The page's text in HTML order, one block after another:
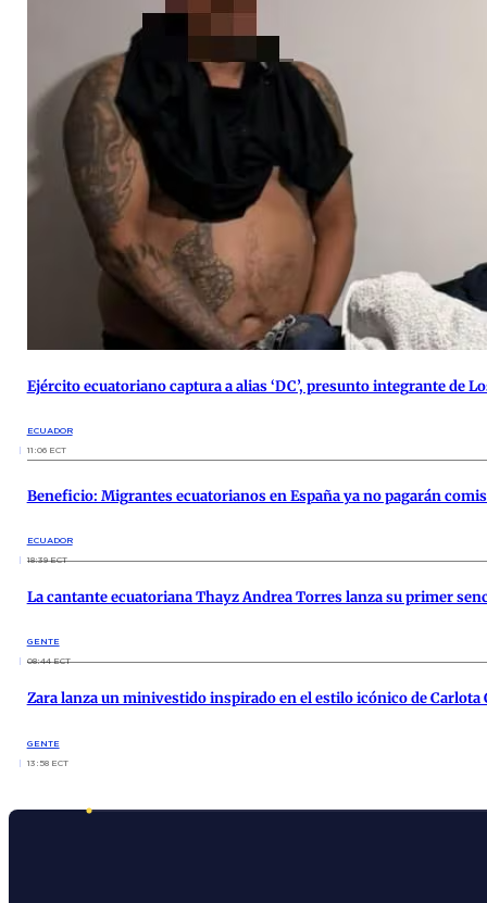
Ejército ecuatoriano captura a alias ‘DC’, presunto integrante de
ECUADOR
11:06 ECT
Beneficio: Migrantes ecuatorianos en España ya no pagarán
ECUADOR
18:39 ECT
La cantante ecuatoriana Thayz Andrea Torres lanza su primer
GENTE
08:44 ECT
Zara lanza un minivestido inspirado en el estilo icónico de Carlota
GENTE
13:58 ECT